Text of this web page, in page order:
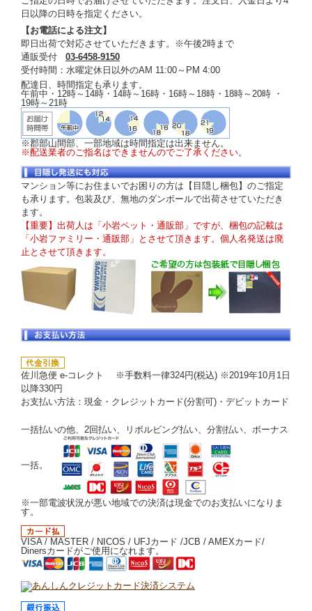
日以降の日時を指定ください。
【お電話による注文】
即日出荷で対応させていただきます。※午後2時まで
通販受付 03-6458-9150
受付時間：水曜定休日以外のAM 11:00～PM 4:00
配達日、時間指定も承ります。
午前中・12時～14時・14時～16時・16時～18時・18時～20時 ・
19時～21時
※郡部山間部、一部地域は時間指定は出来ません。
※配送業者のご指名はできませんのでご了承ください。
マンション等にお住まいでお困りの方は【目隠し梱包】のご指定
も承ります。包装及び、無地のダンボールで出荷させていただき
ます。
【重要】出荷人は「小岩ペット・通販部」ですが、梱包の記載は
「小岩ファミリー・通販部」とさせて頂きます。個人名発送は廃
止とさせて頂きます。
佐川急便 e-コレクト ※手数料一律324円(税込) ※2019年10月1日
以降330円
お支払い方法：現金・クレジットカード(分割可)・デビットカード
一括払いの他、2回払い、リボルビング払い、分割払い、ボーナス
一括。
※一部電波状況が悪い地域での決済は現金でのお支払いになりま
す。
VISA / MASTER / NICOS / UFJカード /JCB / AMEXカード/
Dinersカードがご使用になれます。